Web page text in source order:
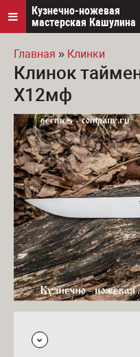
Кузнечно-ножевая
мастерская Кашулина
Вы здесь
Главная » Клинки
Клинок
Х12мф